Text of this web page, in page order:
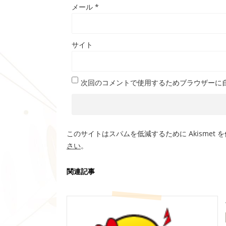
メール *
サイト
次回のコメントで使用するためブラウザー
このサイトはスパムを低減するために Akismet
さい。
関連記事